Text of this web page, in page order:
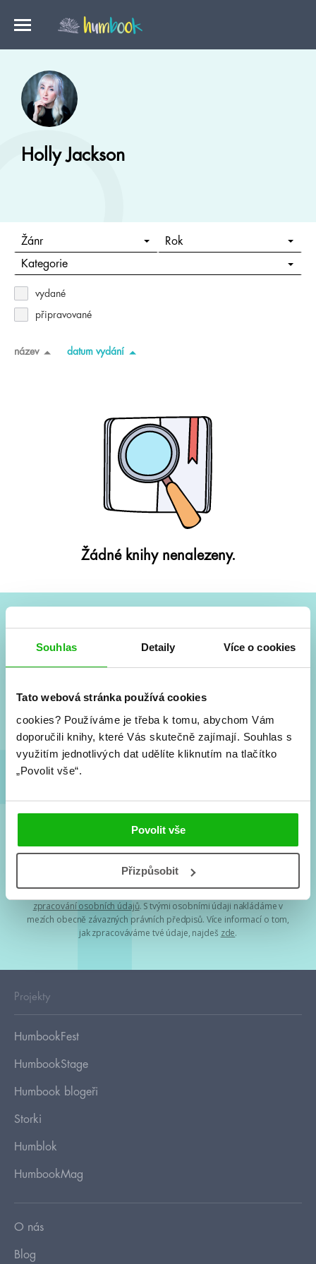
Souhlas Detaily Více o cookies
Tato webová stránka používá cookies
cookies? Používáme je třeba k tomu, abychom Vám
doporučili knihy, které Vás skutečně zajímají. Souhlas s
využitím jednotlivých dat udělíte kliknutím na tlačítko
„Povolit vše“.
Povolit vše
Přizpůsobit
Holly Jackson
Žánr Rok
Kategorie
vydané
připravované
název datum vydání
Žádné knihy nenalezeny.
Vše kolem #youngadult každý měsíc rovnou do mailu!
a seriálové adaptace a další.
podmínkami zpracování osobních údajů
Tvá e-mailová adresa je u nás v bezpečí. Přečti sinaše podmínky
zpracování osobních údajů. S tvými osobními údaji nakládáme v
mezích obecně závazných právních předpisů. Více informací o tom,
jak zpracováváme tvé údaje, najdeš zde.
Projekty
HumbookFest
HumbookStage
Humbook blogeři
Storki
Humblok
HumbookMag
O nás
Blog